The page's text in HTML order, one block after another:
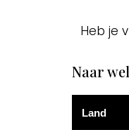
Heb je
Naar
Land